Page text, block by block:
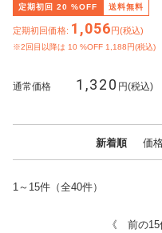
定期初回 20 %OFF 送料無料
定期初回価格: 1,056円(税込)
※2回目以降は 10 %OFF 1,188円(税込)
通常価格 1,320 円(税込)
新着順 価
1～15件（全40件）
《 前の15